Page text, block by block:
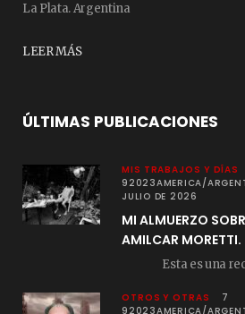
La Plata. Argentina
LEER MÁS
ÚLTIMAS PUBLICACIONES
MIS TRABAJOS Y DÍAS
92023AMERICA/
JULIO DE 2026
MI ALMUERZO
AMILCAR MORETTI.
OTROS Y OTRAS
7
92023AMERICA/